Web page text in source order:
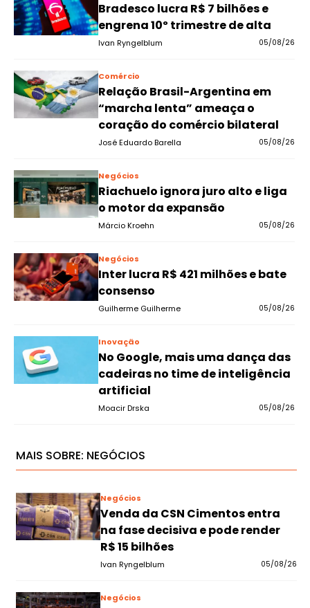
Bradesco lucra R$ 7 bilhões e
engrena 10º trimestre de alta
Ivan Ryngelblum 05/08/26
Comércio
Relação Brasil-Argentina em
“marcha lenta” ameaça o
coração do comércio bilateral
José Eduardo Barella 05/08/26
Negócios
Riachuelo ignora juro alto e liga
o motor da expansão
Márcio Kroehn 05/08/26
Negócios
Inter lucra R$ 421 milhões e bate
consenso
Guilherme Guilherme 05/08/26
Inovação
No Google, mais uma dança das
cadeiras no time de inteligência
artificial
Moacir Drska 05/08/26
MAIS SOBRE: NEGÓCIOS
Negócios
Venda da CSN Cimentos entra
na fase decisiva e pode render
R$ 15 bilhões
Ivan Ryngelblum 05/08/26
Negócios